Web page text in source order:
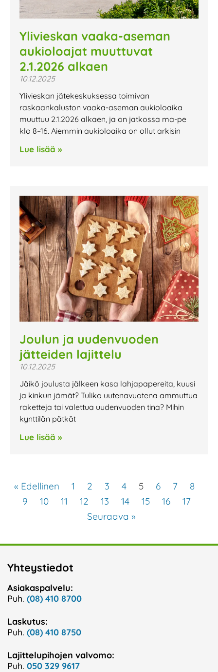
Ylivieskan vaaka-aseman
aukioloajat muuttuvat
2.1.2026 alkaen
10.12.2025
Ylivieskan jätekeskuksessa toimivan
raskaankaluston vaaka-aseman aukioloaika
muuttuu 2.1.2026 alkaen, ja on jatkossa ma-pe
klo 8–16. Aiemmin aukioloaika on ollut arkisin
Lue lisää »
Joulun ja uudenvuoden
jätteiden lajittelu
10.12.2025
Jäikö joulusta jälkeen kasa lahjapapereita, kuusi
ja kinkun jämät? Tuliko uutenavuotena ammuttua
raketteja tai valettua uudenvuoden tina? Mihin
kynttilän pätkät
Lue lisää »
« Edellinen 1 2 3 4 5 6 7
8
9
10 11 12 13 14 15 16
17
Seuraava »
Yhteystiedot
Asiakaspalvelu:
Puh. (08) 410 8700
Laskutus:
Puh. (08) 410 8750
Lajittelupihojen valvomo:
Puh. 050 329 9617